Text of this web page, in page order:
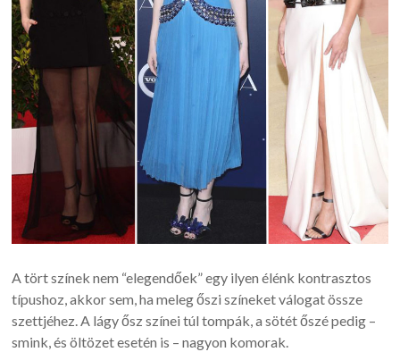
A tört színek nem “elegendőek” egy ilyen élénk kontrasztos
típushoz, akkor sem, ha meleg őszi színeket válogat össze
szettjéhez. A lágy ősz színei túl tompák, a sötét őszé pedig –
smink, és öltözet esetén is – nagyon komorak.